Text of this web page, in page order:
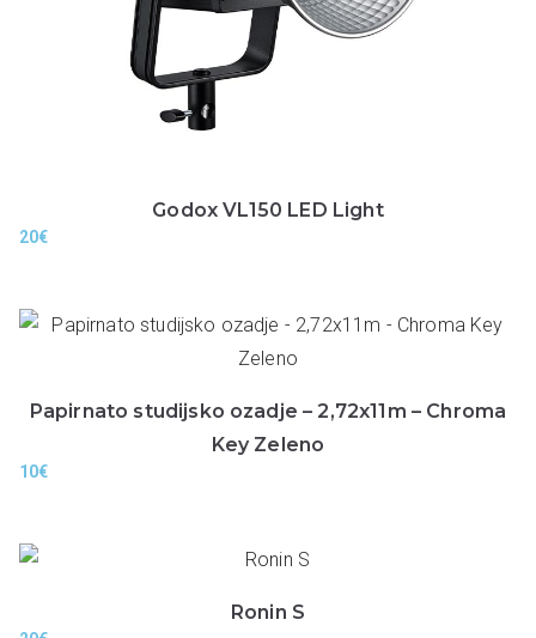
Godox VL150 LED Light
20€
Papirnato studijsko ozadje – 2,72x11m – Chroma
Key Zeleno
10€
Ronin S